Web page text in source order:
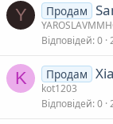
Y Продам
Відповідей 0
K Продам
kot1203
Відповідей 0